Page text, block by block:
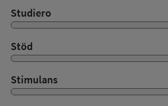
Studiero
Stöd
Stimulans